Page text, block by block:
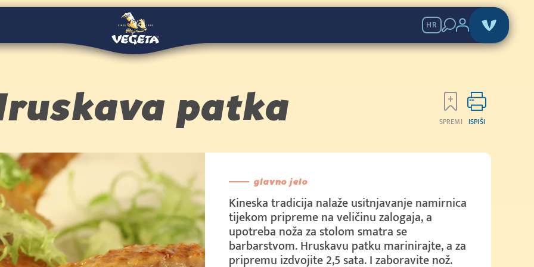
HR
patka SPREMI ISPIŠI
glavno jelo
Kineska tradicija nalaže usitnjavanje namirnica
tijekom pripreme na veličinu zalogaja, a
upotreba noža za stolom smatra se
barbarstvom. Hruskavu patku marinirajte, a za
pripremu izdvojite 2,5 sata. I zaboravite nož.
kom